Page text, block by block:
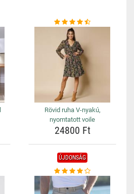
Rövid ruha V-nyakú,
nyomtatott voile
24800 Ft
ÚJDONSÁG